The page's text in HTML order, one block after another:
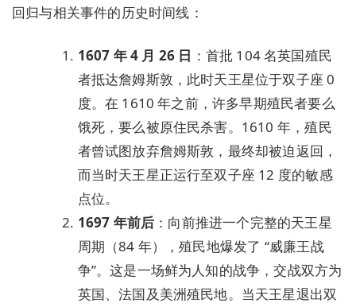
回归与相关事件的历史时间线：
1607 年 4 月 26 日 ：首批 104 名英国殖民
者抵达詹姆斯敦，此时天王星位于双子座 0
度。在 1610 年之前，许多早期殖民者要么
饿死，要么被原住民杀害。1610 年，殖民
者曾试图放弃詹姆斯敦，最终却被迫返回，
而当时天王星正运行至双子座 12 度的敏感
点位。
1697 年前后 ：向前推进一个完整的天王星
周期（84 年），殖民地爆发了 “威廉王战
争”。这是一场鲜为人知的战争，交战双方为
英国、法国及美洲殖民地。当天王星退出双